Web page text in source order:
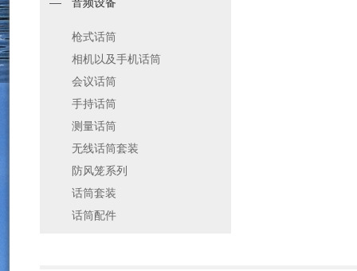
音频设备
枪式话筒
相机以及手机话筒
会议话筒
手持话筒
测量话筒
无线话筒套装
防风笼系列
话筒套装
话筒配件